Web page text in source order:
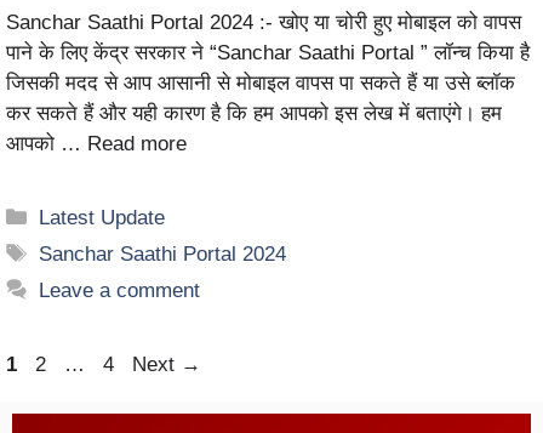
Sanchar Saathi Portal 2024 :- खोए या चोरी हुए मोबाइल को वापस
पाने के लिए केंद्र सरकार ने “Sanchar Saathi Portal ” लॉन्च किया है
जिसकी मदद से आप आसानी से मोबाइल वापस पा सकते हैं या उसे ब्लॉक
कर सकते हैं और यही कारण है कि हम आपको इस लेख में बताएंगे। हम
आपको … Read more
Latest Update
Sanchar Saathi Portal 2024
Leave a comment
1 2 … 4 Next →